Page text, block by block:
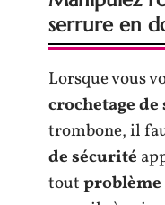
serrure en
Lorsque vous
crochetage
trombone, il
de sécurité
tout